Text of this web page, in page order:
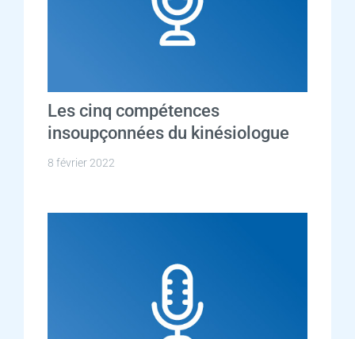
Les cinq compétences
insoupçonnées du kinésiologue
8 février 2022